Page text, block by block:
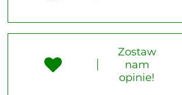
Zostaw
nam
opinie!